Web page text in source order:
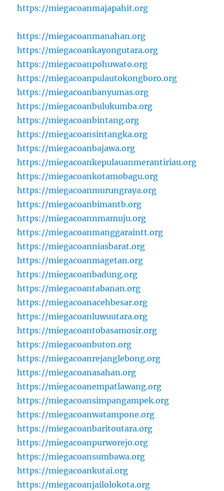
https://miegacoanmajapahit.org
https://miegacoanmanahan.org
https://miegacoankayongutara.org
https://miegacoanpohuwato.org
https://miegacoanpulautokongboro.org
https://miegacoanbanyumas.org
https://miegacoanbulukumba.org
https://miegacoanbintang.org
https://miegacoansintangka.org
https://miegacoanbajawa.org
https://miegacoankepulauanmerantiriau.org
https://miegacoankotamobagu.org
https://miegacoanmurungraya.org
https://miegacoanbimantb.org
https://miegacoannmamuju.org
https://miegacoanmanggaraintt.org
https://miegacoanniasbarat.org
https://miegacoanmagetan.org
https://miegacoanbadung.org
https://miegacoantabanan.org
https://miegacoanacehbesar.org
https://miegacoanluwuutara.org
https://miegacoantobasamosir.org
https://miegacoanbuton.org
https://miegacoanrejanglebong.org
https://miegacoanasahan.org
https://miegacoanempatlawang.org
https://miegacoansimpangampek.org
https://miegacoanwatampone.org
https://miegacoanbaritoutara.org
https://miegacoanpurworejo.org
https://miegacoansumbawa.org
https://miegacoankutai.org
https://miegacoanjailolokota.org